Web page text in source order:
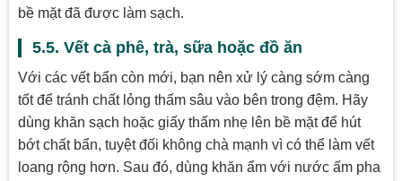
bề mặt đã được làm sạch.
5.5. Vết cà phê, trà, sữa hoặc đồ ăn
Với các vết bẩn còn mới, bạn nên xử lý càng sớm càng
tốt để tránh chất lỏng thấm sâu vào bên trong đệm. Hãy
dùng khăn sạch hoặc giấy thấm nhẹ lên bề mặt để hút
bớt chất bẩn, tuyệt đối không chà mạnh vì có thể làm vết
loang rộng hơn. Sau đó, dùng khăn ẩm với nước ấm pha